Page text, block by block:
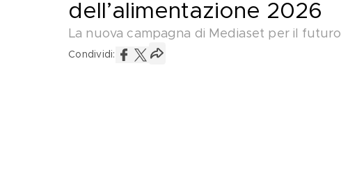
dell’alimentazione 2026
La nuova campagna di Mediaset per il futuro
Condividi: